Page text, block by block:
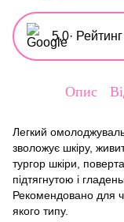
5,0·
Опис
Легкий
зволожує шкіру,
тургор шкіри,
підтягнутою і
Рекомендовано для
якого типу.